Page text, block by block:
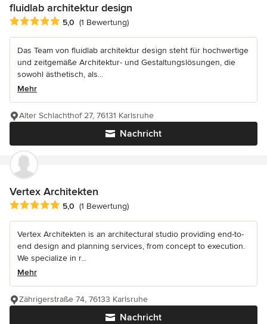
fluidlab architektur design
Durchschnittliche Bewertung: 5 von 5 Sternen
5,0 (1 Bewertung)
Das Team von fluidlab architektur design steht für hochwertige
und zeitgemäße Architektur- und Gestaltungslösungen, die
sowohl ästhetisch, als...
Mehr
Nachricht
Alter Schlachthof 27, 76131 Karlsruhe
Vertex Architekten
Durchschnittliche Bewertung: 5 von 5 Sternen
5,0 (1 Bewertung)
Vertex Architekten is an architectural studio providing end-to-
end design and planning services, from concept to execution.
We specialize in r...
Mehr
Nachricht
Zährigerstraße 74, 76133 Karlsruhe